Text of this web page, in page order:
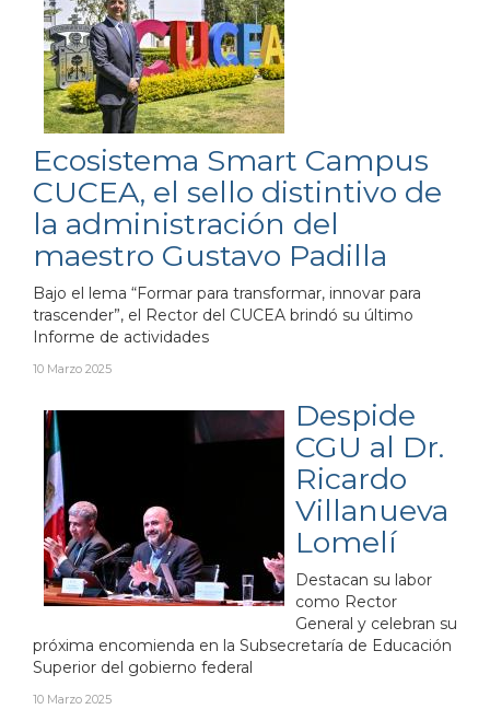
Ecosistema Smart Campus
CUCEA, el sello distintivo de
la administración del
maestro Gustavo Padilla
Bajo el lema “Formar para transformar, innovar para
trascender”, el Rector del CUCEA brindó su último
Informe de actividades
10 Marzo 2025
Despide
CGU al Dr.
Ricardo
Villanueva
Lomelí
Destacan su labor
como Rector
General y celebran su
próxima encomienda en la Subsecretaría de Educación
Superior del gobierno federal
10 Marzo 2025